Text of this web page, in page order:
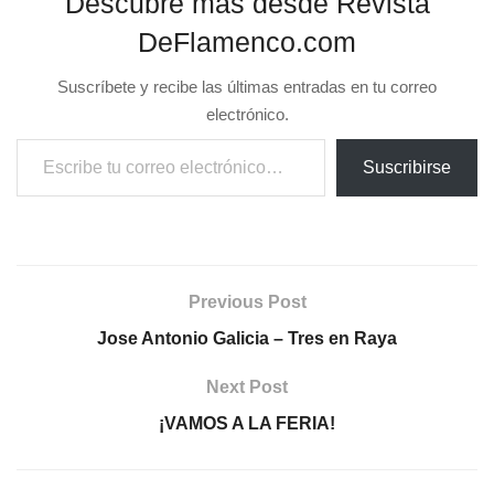
DeFlamenco.com
Suscríbete y recibe las últimas entradas en tu correo
electrónico.
Escribe tu correo electrónico…
Suscribirse
Previous Post
Jose Antonio Galicia – Tres en Raya
Next Post
¡VAMOS A LA FERIA!